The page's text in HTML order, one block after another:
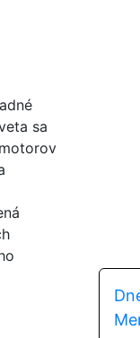
sa